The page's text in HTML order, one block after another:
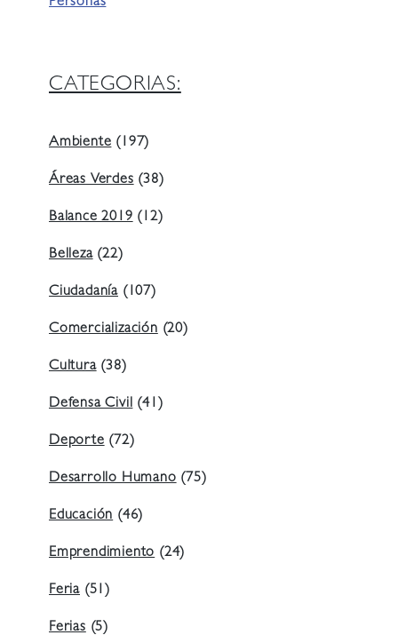
Personas
CATEGORIAS:
Ambiente(197)
Áreas Verdes(38)
Balance 2019(12)
Belleza(22)
Ciudadanía (107)
Comercialización(20)
Cultura(38)
Defensa Civil(41)
Deporte(72)
Desarrollo Humano(75)
Educación(46)
Emprendimiento(24)
Feria (51)
Ferias(5)